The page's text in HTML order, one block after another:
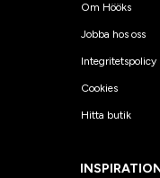
Om Hööks
Jobba hos oss
Integritetspolicy
Cookies
Hitta butik